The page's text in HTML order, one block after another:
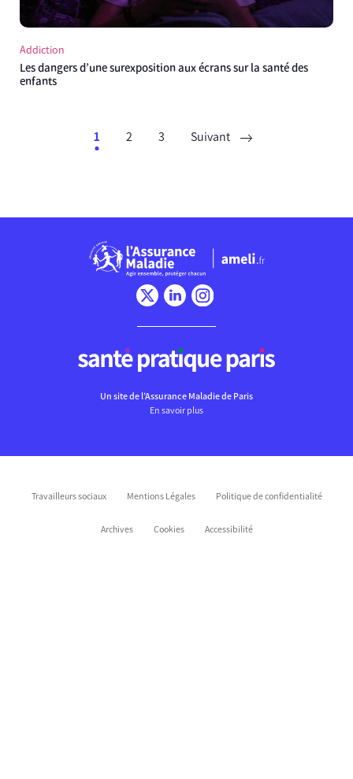
Addiction
Les dangers d’une surexposition aux écrans sur la santé des
enfants
1 2 3 Suivant
Un site de l’Assurance Maladie de Paris
En savoir plus
Travailleurs sociaux Mentions Légales Politique de confidentialité
Archives Cookies Accessibilité